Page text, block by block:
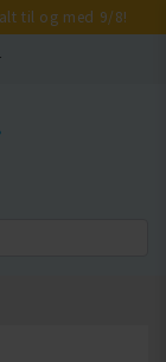
alt til og med 9/8!